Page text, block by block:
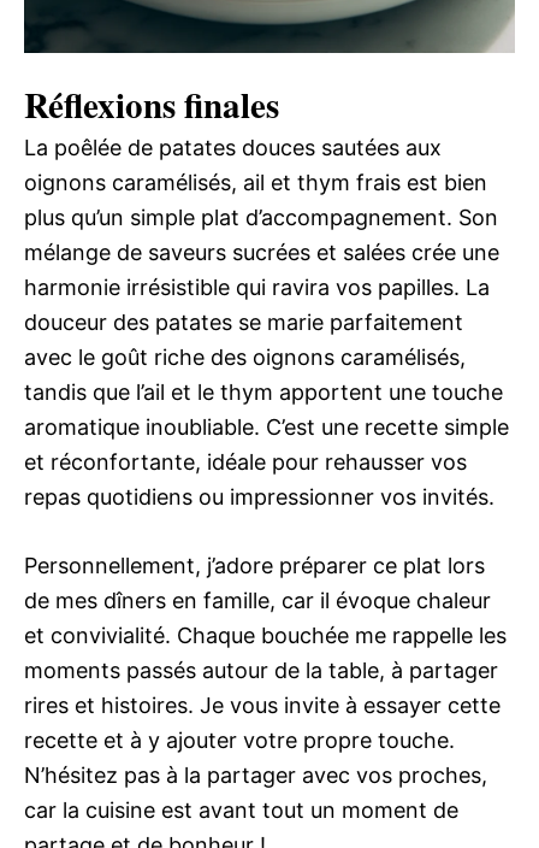
Réflexions finales
La poêlée de patates douces sautées aux
oignons caramélisés, ail et thym frais est bien
plus qu’un simple plat d’accompagnement. Son
mélange de saveurs sucrées et salées crée une
harmonie irrésistible qui ravira vos papilles. La
douceur des patates se marie parfaitement
avec le goût riche des oignons caramélisés,
tandis que l’ail et le thym apportent une touche
aromatique inoubliable. C’est une recette simple
et réconfortante, idéale pour rehausser vos
repas quotidiens ou impressionner vos invités.
Personnellement, j’adore préparer ce plat lors
de mes dîners en famille, car il évoque chaleur
et convivialité. Chaque bouchée me rappelle les
moments passés autour de la table, à partager
rires et histoires. Je vous invite à essayer cette
recette et à y ajouter votre propre touche.
N’hésitez pas à la partager avec vos proches,
car la cuisine est avant tout un moment de